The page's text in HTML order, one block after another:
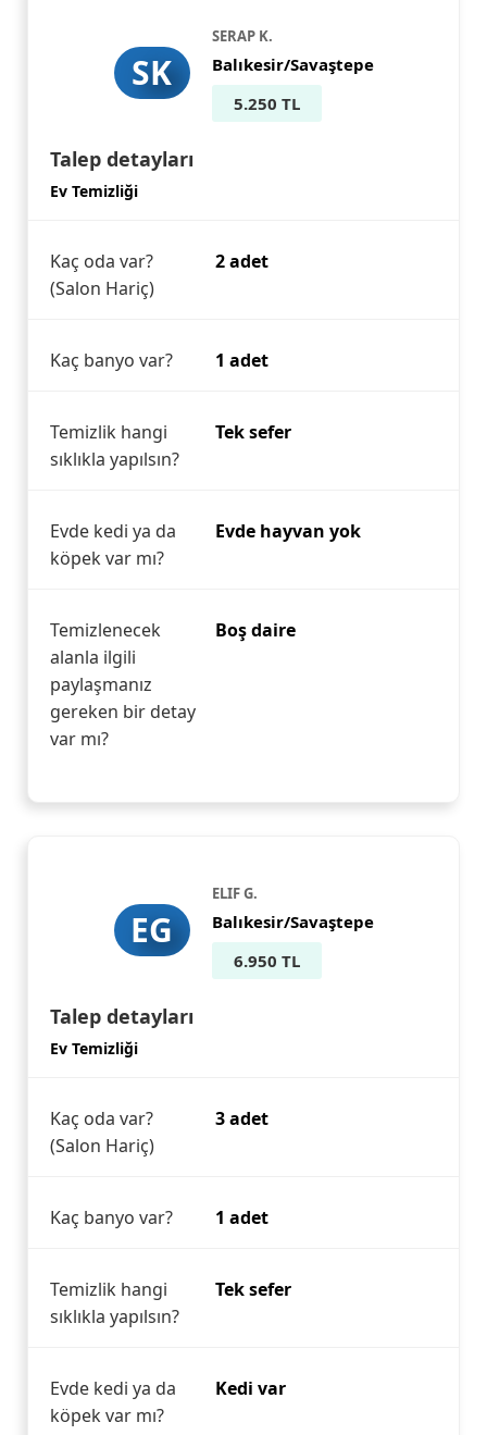
SK
SERAP K.
Balıkesir/Savaştepe
5.250 TL
Talep detayları
Ev Temizliği
Kaç oda var?
(Salon Hariç)
2 adet
Kaç banyo var? 1 adet
Temizlik hangi
sıklıkla yapılsın?
Tek sefer
Evde kedi ya da
köpek var mı?
Evde hayvan yok
Temizlenecek
alanla ilgili
paylaşmanız
gereken bir detay
var mı?
Boş daire
EG
ELIF G.
Balıkesir/Savaştepe
6.950 TL
Talep detayları
Ev Temizliği
Kaç oda var?
(Salon Hariç)
3 adet
Kaç banyo var? 1 adet
Temizlik hangi
sıklıkla yapılsın?
Tek sefer
Evde kedi ya da
köpek var mı?
Kedi var